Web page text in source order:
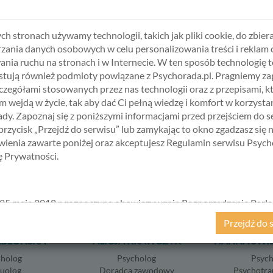
osobistych, możesz jednak zgłosić się po profesjonalną
Pozwól sobie na lepsze życie.
USŁUGĘ, SPECJALISTĘ I
ALICJA KRAWCZYK
Psycholog
Doradca zawodowy
HANNA
stronach używamy technologii, takich jak pliki cookie, do
danych osobowych w celu personalizowania treści i reklam
ruchu na stronach i w Internecie. W ten sposób technologię
również podmioty powiązane z Psychorada.pl. Pragniemy
stosowanych przez nas technologii oraz z przepisami,
wejdą w życie, tak aby dać Ci pełną wiedzę i komfort w
Zapoznaj się z poniższymi informacjami przed przejściem do
„Przejdź do serwisu” lub zamykając to okno zgadzasz się
zawarte poniżej oraz akceptujesz Regulamin serwisu
Prywatności.
maja 2018 r. rozpoczyna obowiązywanie Rozporządzenie
i Rady (UE) 2016/679 z dnia 27 kwietnia 2016 r. w sprawie
w związku z przetwarzaniem danych osobowych i w
przepływu takich danych oraz uchylenia dyrektywy 95/46/
popularnie jako „RODO”). RODO obowiązywać będzie w
we wszystkich krajach Unii Europejskiej, a więc także w Polsce i
Przejdź do